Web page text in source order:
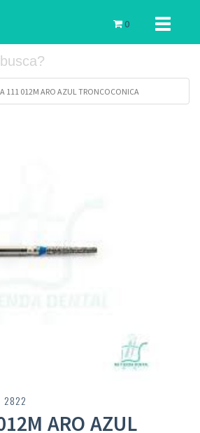
Toggle
0
111 012M ARO AZUL TRONCOCONICA
2822
ARO AZUL